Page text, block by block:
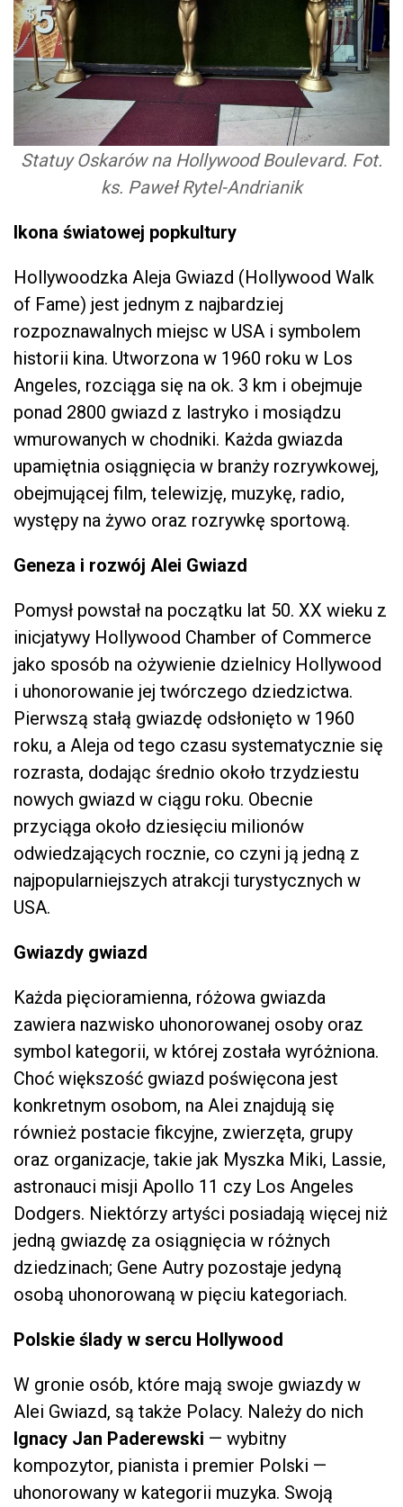
Statuy Oskarów na Hollywood Boulevard. Fot.
ks. Paweł Rytel-Andrianik
Ikona światowej popkultury
Hollywoodzka Aleja Gwiazd (Hollywood Walk
of Fame) jest jednym z najbardziej
rozpoznawalnych miejsc w USA i symbolem
historii kina. Utworzona w 1960 roku w Los
Angeles, rozciąga się na ok. 3 km i obejmuje
ponad 2800 gwiazd z lastryko i mosiądzu
wmurowanych w chodniki. Każda gwiazda
upamiętnia osiągnięcia w branży rozrywkowej,
obejmującej film, telewizję, muzykę, radio,
występy na żywo oraz rozrywkę sportową.
Geneza i rozwój Alei Gwiazd
Pomysł powstał na początku lat 50. XX wieku z
inicjatywy Hollywood Chamber of Commerce
jako sposób na ożywienie dzielnicy Hollywood
i uhonorowanie jej twórczego dziedzictwa.
Pierwszą stałą gwiazdę odsłonięto w 1960
roku, a Aleja od tego czasu systematycznie się
rozrasta, dodając średnio około trzydziestu
nowych gwiazd w ciągu roku. Obecnie
przyciąga około dziesięciu milionów
odwiedzających rocznie, co czyni ją jedną z
najpopularniejszych atrakcji turystycznych w
USA.
Gwiazdy gwiazd
Każda pięcioramienna, różowa gwiazda
zawiera nazwisko uhonorowanej osoby oraz
symbol kategorii, w której została wyróżniona.
Choć większość gwiazd poświęcona jest
konkretnym osobom, na Alei znajdują się
również postacie fikcyjne, zwierzęta, grupy
oraz organizacje, takie jak Myszka Miki, Lassie,
astronauci misji Apollo 11 czy Los Angeles
Dodgers. Niektórzy artyści posiadają więcej niż
jedną gwiazdę za osiągnięcia w różnych
dziedzinach; Gene Autry pozostaje jedyną
osobą uhonorowaną w pięciu kategoriach.
Polskie ślady w sercu Hollywood
W gronie osób, które mają swoje gwiazdy w
Alei Gwiazd, są także Polacy. Należy do nich
Ignacy Jan Paderewski — wybitny
kompozytor, pianista i premier Polski —
uhonorowany w kategorii muzyka. Swoją